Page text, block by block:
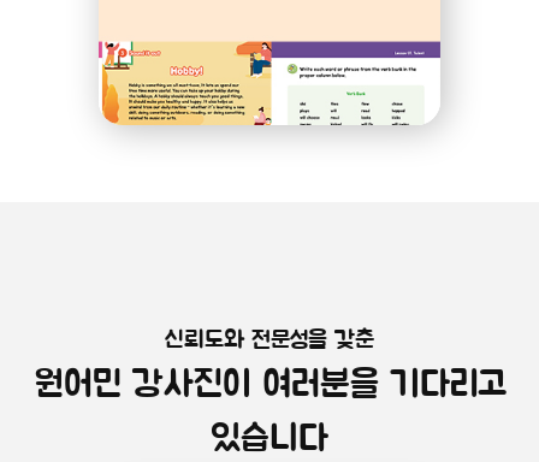
원어민 화상영어를 시작하는 모
든 학생 학습자 추천!
학생 대표 수준별 과정은 'Brainstorm
English' 교재로 진행되며 '스스로 생각하
미취학 아동을 위한 영어 첫걸음!
알파벳부터 파닉스까지, 미취학 아동을 위
한 기초 영어 과정입니다.
신뢰도와 전문성을 갖춘
원어민 강사진이 여러분을 기다리고
있습니다